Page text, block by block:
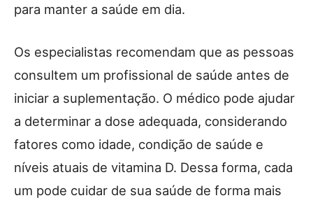
para manter a saúde em dia.
Os especialistas recomendam que as pessoas
consultem um profissional de saúde antes de
iniciar a suplementação. O médico pode ajudar
a determinar a dose adequada, considerando
fatores como idade, condição de saúde e
níveis atuais de vitamina D. Dessa forma, cada
um pode cuidar de sua saúde de forma mais